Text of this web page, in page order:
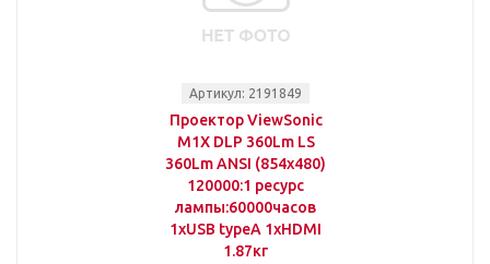
Артикул: 2191849
Проектор ViewSonic
M1X DLP 360Lm LS
360Lm ANSI (854x480)
120000:1 ресурс
лампы:60000часов
1xUSB typeA 1xHDMI
1.87кг